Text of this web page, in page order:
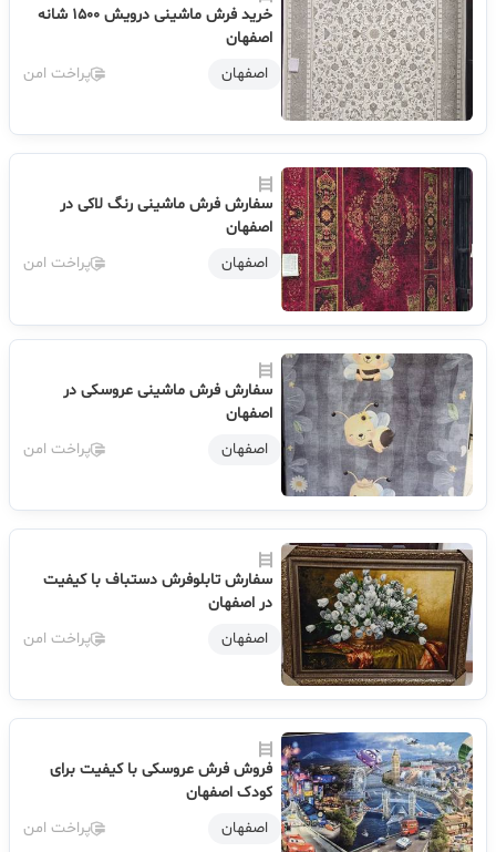
خرید فرش ماشینی درویش 1500 شانه
اصفهان
اصفهان
پراخت امن
سفارش فرش ماشینی رنگ لاکی در
اصفهان
اصفهان
پراخت امن
سفارش فرش ماشینی عروسکی در
اصفهان
اصفهان
پراخت امن
سفارش تابلوفرش دستباف با کیفیت
در اصفهان
اصفهان
پراخت امن
فروش فرش عروسکی با کیفیت برای
کودک اصفهان
اصفهان
پراخت امن